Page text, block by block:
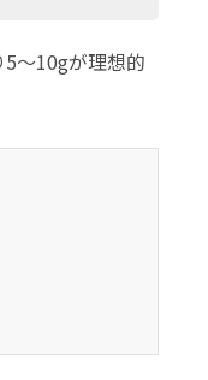
〜10gが理想的